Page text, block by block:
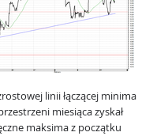
linii łączącej minima
miesiąca zyskał
maksima z początku